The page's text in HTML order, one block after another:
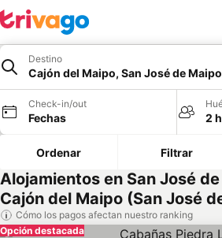
Destino
Cajón del Maipo, San José de Maipo
Check-in/out
Fechas 2
Ordenar Filtrar
Alojamientos en San José
Cajón del Maipo (San José
Cómo los pagos afectan nuestro ranking
Opción destacada